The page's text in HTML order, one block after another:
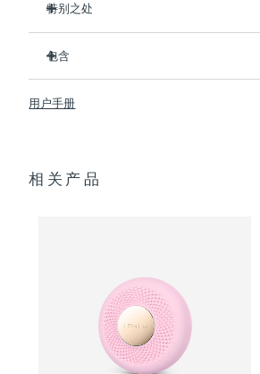
特别之处
热能科技帮助面膜中的成分深入肌肤。
全光谱LED彩光有助于肌肤焕发活力。
包含
USB 充电线
2年质保 (西班牙、葡萄牙、瑞典：3年质保)
用户手册
相关产品
阿拉伯联合酋长国
英国
美国
越南